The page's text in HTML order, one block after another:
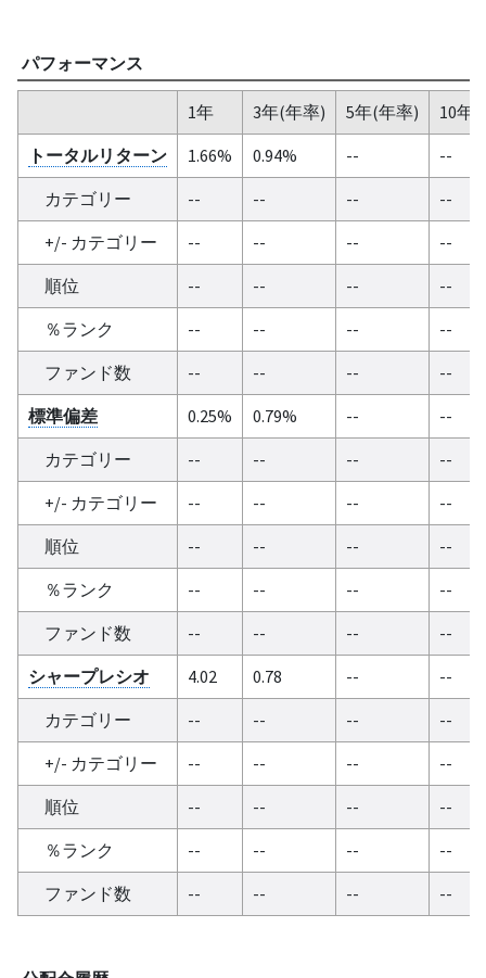
パフォーマンス
1年 3年(年率) 5年(年率)
10年(
トータルリターン
1.66% 0.94% --
--
カテゴリー
-- -- --
--
+/- カテゴリー
-- -- --
--
順位
-- -- --
--
％ランク
-- -- --
--
ファンド数
-- -- --
--
標準偏差
0.25% 0.79% --
--
カテゴリー
-- -- --
--
+/- カテゴリー
-- -- --
--
順位
-- -- --
--
％ランク
-- -- --
--
ファンド数
-- -- --
--
シャープレシオ
4.02 0.78 --
--
カテゴリー
-- -- --
--
+/- カテゴリー
-- -- --
--
順位
-- -- --
--
％ランク
-- -- --
--
ファンド数
-- -- -- --